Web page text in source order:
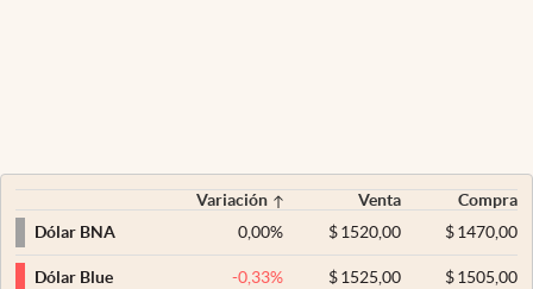
Variación Venta
Compra
Dólar BNA
0,00% $ 1520,00 $1470,00
Dólar Blue -0,33% $ 1525,00 $1505,00